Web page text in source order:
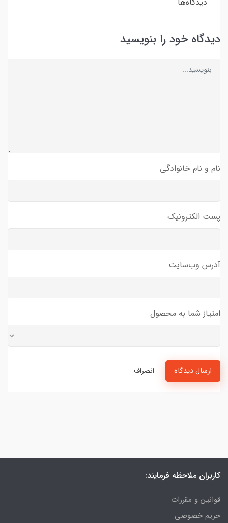
دیدگاه خود را بنویسید
نام و نام خانوادگی
پست الکترونیک
آدرس وب‌سایت
امتیاز شما به محصول
ارسال دیدگاه انصراف
کاربران ملاحظه فرمایند:
قوانین و مقررات
حریم خصوصی